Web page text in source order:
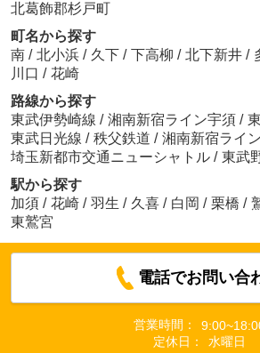
北葛飾郡杉戸町
町名から探す
南 / 北小浜 / 久下 / 下高柳 / 北下新井 /
川口 / 花崎
路線から探す
東武伊勢崎線 / 湘南新宿ライン宇須 /
東武日光線 / 秩父鉄道 / 湘南新宿ライ
埼玉新都市交通ニューシャトル / 東武
駅から探す
加須 / 花崎 / 羽生 / 久喜 / 白岡 / 栗橋 /
東鷲宮
電話でお問い合
営業時間：
定休日：
水曜日